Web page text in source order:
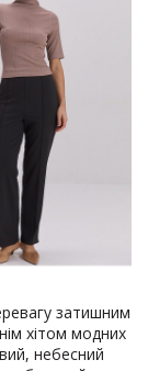
затишним
хітом модних
небесний